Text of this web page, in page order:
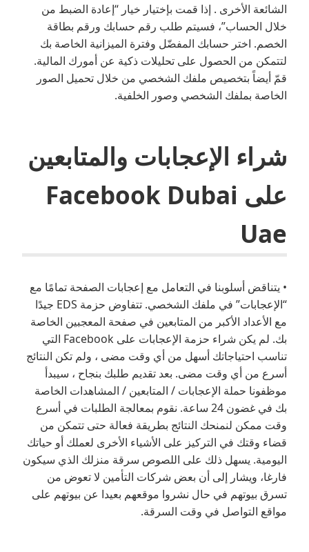
الشائعة الأخرى . إذا قمت بإختيار خيار “إعادة الضبط من
خلال الحساب”، فسيتم طلب رقم حسابك ورقم بطاقة
الخصم. اختر حسابك المفضّل وفترة الميزانية الخاصة بك
لتتمكن من الحصول على تحليلات ذكية عن أمورك المالية.
قمّ أيضاً بتخصيص ملفك الشخصي من خلال تحميل الصور
الخاصة بملفك الشخصي وصور الخلفية.
شراء الإعجابات والمتابعين
على Facebook Dubai
Uae
• يتناقض أسلوبنا في التعامل مع إعجابات الصفحة تمامًا مع
“الإعجابات” في ملفك الشخصي. تتفاوض حزمة EDS جيدًا
مع الأعداد الأكبر من المتابعين في صفحة المعجبين الخاصة
بك. لم يكن شراء حزمة الإعجابات على Facebook التي
تناسب احتياجاتك أسهل من أي وقت مضى ، ولم تكن النتائج
أسرع من أي وقت مضى. بعد تقديم طلبك بنجاح ، سيبدأ
موظفونا حملة الإعجابات / المتابعين / المشاهدات الخاصة
بك في غضون 24 ساعة. نقوم بمعالجة الطلبات في أسرع
وقت ممكن لنمنحك النتائج بطريقة فعالة حتى تتمكن من
قضاء وقتك في التركيز على الأشياء الأخرى لعملك أو حياتك
اليومية. يسهل ذلك على اللصوص سرقة منزلك الذي سيكون
فارغا، ويشار إلى أن بعض شركات التأمين لا تعوض من
تسرق بيوتهم في حال نشروا موقعهم بعيدا عن بيوتهم على
مواقع التواصل في وقت السرقة.